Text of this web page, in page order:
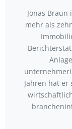
Jonas
mehr als
Jahren hat